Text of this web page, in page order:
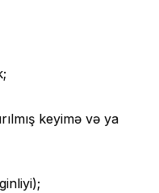
keyimə və ya